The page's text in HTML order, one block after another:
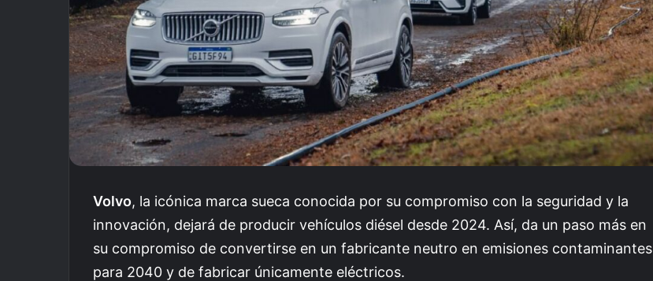
Volvo, la icónica marca sueca conocida por su compromiso con la seguridad y la
innovación, dejará de producir vehículos diésel desde 2024. Así, da un paso más en
su compromiso de convertirse en un fabricante neutro en emisiones contaminantes
para 2040 y de fabricar únicamente eléctricos.